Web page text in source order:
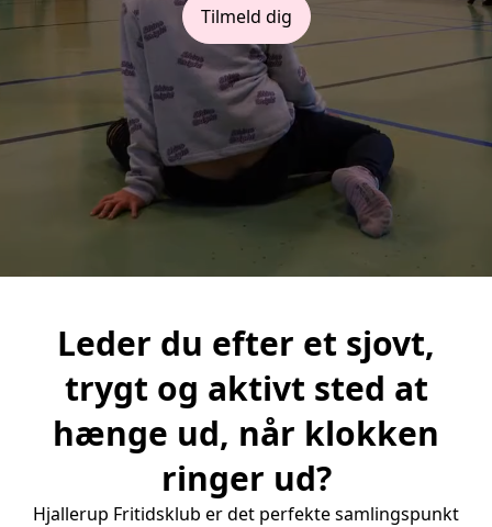
Tilmeld dig
Leder du efter et sjovt,
trygt og aktivt sted at
hænge ud, når klokken
ringer ud?
Hjallerup Fritidsklub er det perfekte samlingspunkt